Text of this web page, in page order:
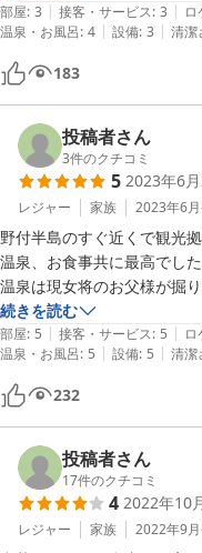
部屋: 3 | 接客・サービス: 3 |
温泉・お風呂: 4 | 設備: 3 | 清潔
183
投稿者さん
3件のクチコミ
5 2023年6
レジャー 家族 2023年6月
野付半島のすぐ近くで観光
温泉、お食事共に最高でした
温泉は現女将のお父様が掘
かけ流しです。蛇口から温
更にお肌ツルツル。顔も髪
ていて、地元の方らしき方
蛇口から出る方の温泉は寒
私の宿泊時(2023年6月下旬)
が、その分朝食を頑張って
かで一番の朝食でした！（
した）さすが北海道、牛乳
女性には可愛い浴衣を貸し
接客はつかず離れずで気が楽
続きを読む
部屋: 5 | 接客・サービス: 5 |
温泉・お風呂: 5 | 設備: 5 | 清潔
232
投稿者さん
17件のクチコミ
4 2022年10
レジャー 家族 2022年9月